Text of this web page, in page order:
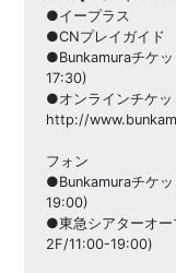
●イープラ
●CNプレイガ
●Bunkamuraチケ
17:30)
●オンラインチケ
http://
※要事前
フォン
●Bunkamuraチケ
19:00)
●東急シアターオー
2F/11:00-19:00)